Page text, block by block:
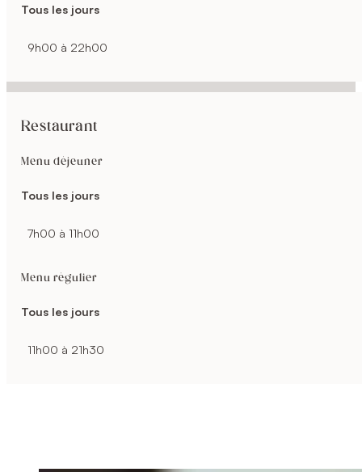
Tous les jours
9h00 à 22h00
Restaurant
Menu déjeuner
Tous les jours
7h00 à 11h00
Menu régulier
Tous les jours
11h00 à 21h30